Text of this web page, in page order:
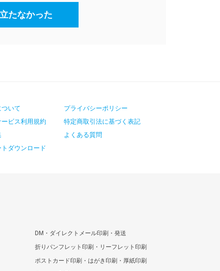
たなかった
いて
ビス利用規約
ダウンロード
プライバシーポリシー
特定商取引法に基づく表記
よくある質問
DM・ダイレクトメール印刷・発送
折りパンフレット印刷・リーフレット印刷
ポストカード印刷・はがき印刷・厚紙印刷